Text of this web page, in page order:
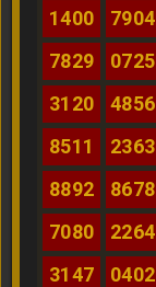
1400
7904
7829
0725
3120
4856
8511
2363
8892
8678
7080
2264
3147
0402